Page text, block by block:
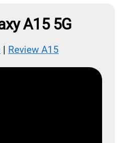
A15 5G
| Review A15